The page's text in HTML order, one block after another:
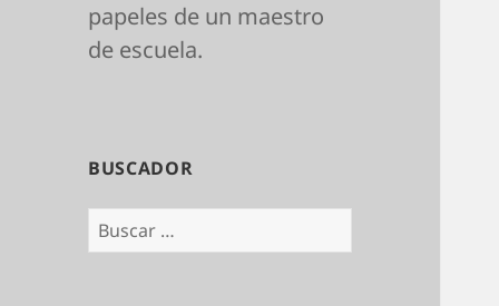
papeles de un maestro
de escuela.
BUSCADOR
Buscar: